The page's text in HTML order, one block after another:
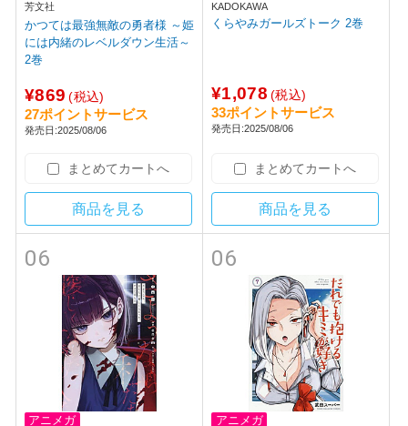
芳文社
かつては最強無敵の勇者様 ～姫
には内緒のレベルダウン生活～
2巻
¥869 (税込)
27ポイントサービス
発売日:2025/08/06
まとめてカートへ
商品を見る
KADOKAWA
くらやみガールズトーク 2巻
¥1,078 (税込)
33ポイントサービス
発売日:2025/08/06
まとめてカートへ
商品を見る
06
アニメガ
06
アニメガ